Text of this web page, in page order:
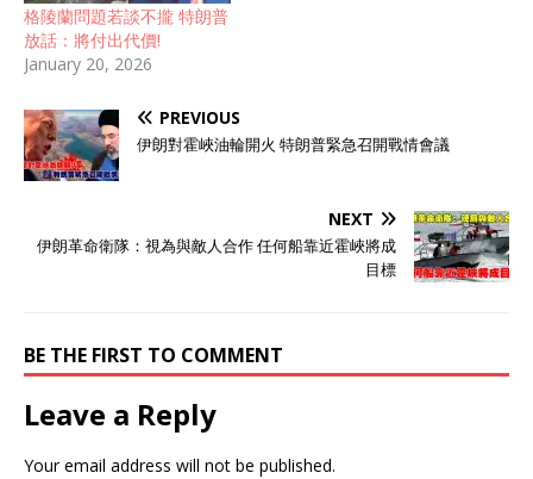
格陵蘭問題若談不攏 特朗普
放話：將付出代價!
January 20, 2026
PREVIOUS
伊朗對霍峽油輪開火 特朗普緊急召開戰情會議
NEXT
伊朗革命衛隊：視為與敵人合作 任何船靠近霍峽將成
目標
BE THE FIRST TO COMMENT
Leave a Reply
Your email address will not be published.